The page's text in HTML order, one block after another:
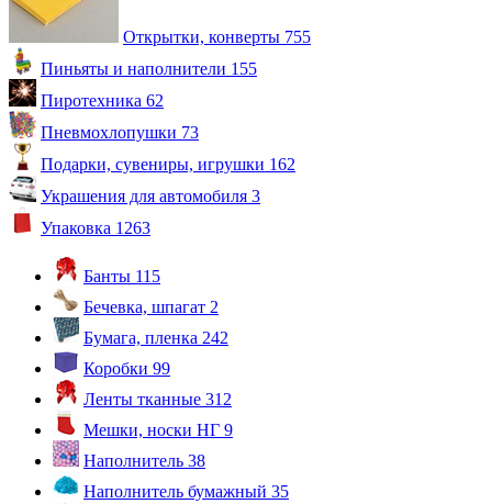
Открытки, конверты 755
Пиньяты и наполнители 155
Пиротехника 62
Пневмохлопушки 73
Подарки, сувениры, игрушки 162
Украшения для автомобиля 3
Упаковка 1263
Банты 115
Бечевка, шпагат 2
Бумага, пленка 242
Коробки 99
Ленты тканные 312
Мешки, носки НГ 9
Наполнитель 38
Наполнитель бумажный 35